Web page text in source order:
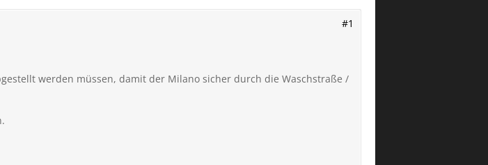
#1
werden müssen, damit der Milano sicher durch die Waschstraße /